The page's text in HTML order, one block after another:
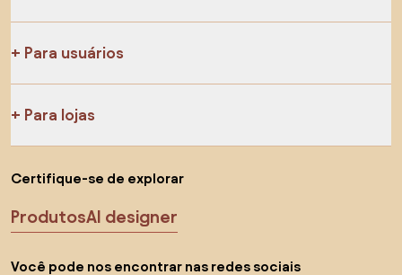
Para usuários
Para lojas
Certifique-se de explorar
ProdutosAI designer
Você pode nos encontrar nas redes sociais